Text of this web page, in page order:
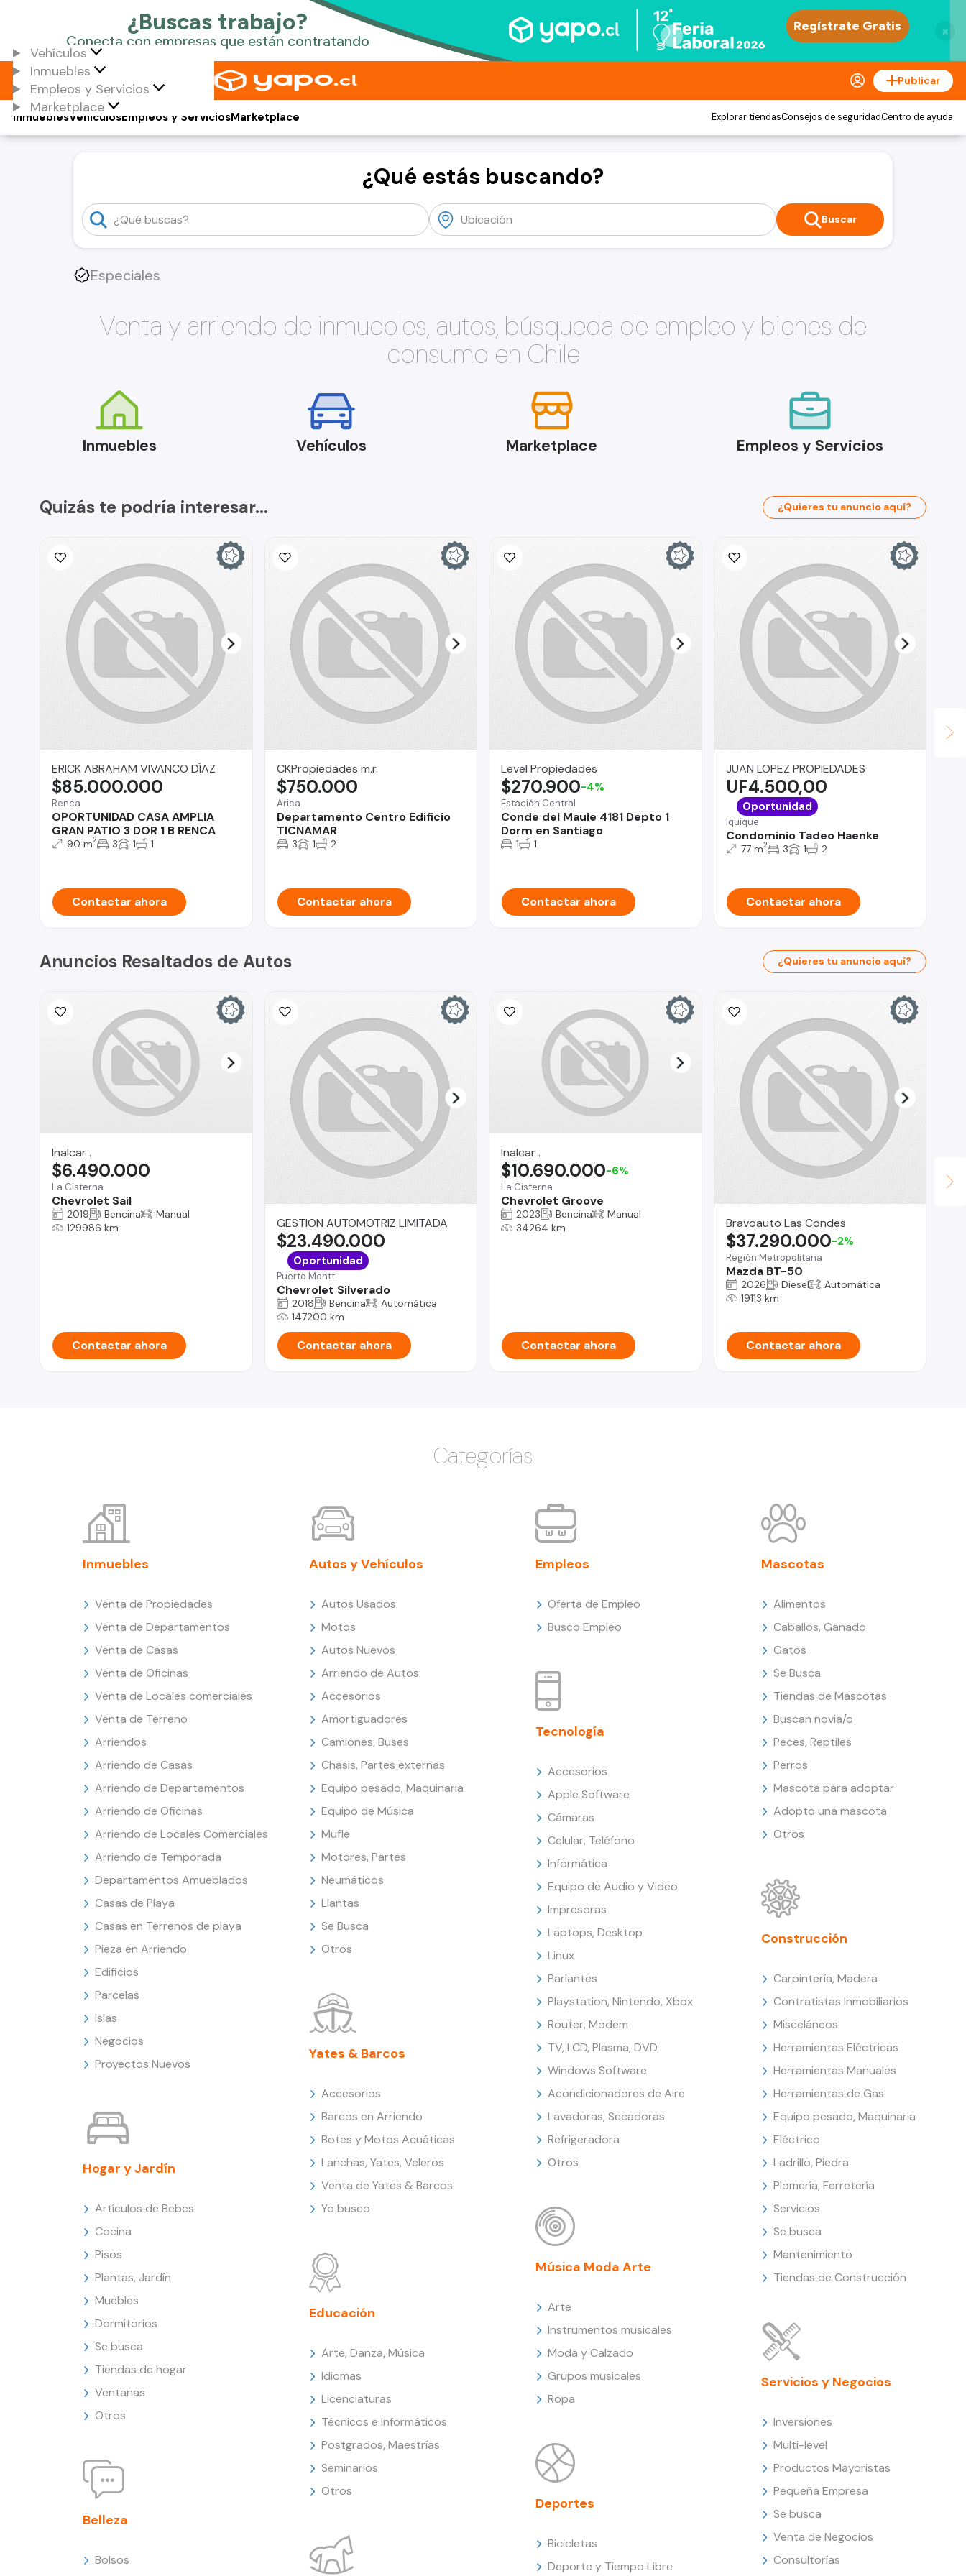
×
Vehículos
Inmuebles
Empleos y Servicios
Marketplace
Publicar
Vehículos
Inmuebles Empleos y ServiciosMarketplace Explorar tiendasConsejos de seguridadCentro de ayuda
¿Qué estás buscando?
Buscar
Especiales
Venta y arriendo de inmuebles, autos, búsqueda de empleo y bienes de
consumo en Chile
Inmuebles Vehículos Marketplace Empleos y Servicios
Quizás te podría interesar... ¿Quieres tu anuncio aquí?
ERICK ABRAHAM VIVANCO DÍAZ
Renca
OPORTUNIDAD CASA AMPLIA
GRAN PATIO 3 DOR 1 B RENCA
$85.000.000
90 m2 3 1 1
Contactar ahora
CKPropiedades m.r.
Arica
Departamento Centro Edificio
TICNAMAR
$750.000
3 1 2
Contactar ahora
Level Propiedades
Estación Central
Conde del Maule 4181 Depto 1
Dorm en Santiago
$270.900-4%
1 1
Contactar ahora
JUAN LOPEZ PROPIEDADES
Iquique
Condominio Tadeo Haenke
UF4.500,00
Oportunidad
77 m2 3 1 2
Contactar ahora
Anuncios Resaltados de Autos ¿Quieres tu anuncio aquí?
Inalcar .
La Cisterna
Chevrolet Sail
$6.490.000
2019 Bencina
Manual
129986 km
Contactar ahora
GESTION AUTOMOTRIZ LIMITADA
Puerto Montt
Chevrolet Silverado
$23.490.000
Oportunidad
2018 Bencina
Automática
147200 km
Contactar ahora
Inalcar .
La Cisterna
Chevrolet Groove
$10.690.000-6%
2023 Bencina
Manual
34264 km
Contactar ahora
Bravoauto Las Condes
Región Metropolitana
Mazda BT-50
$37.290.000-2%
2026 Diesel
Automática
19113 km
Contactar ahora
Categorías
Inmuebles
Venta de Propiedades
Venta de Departamentos
Venta de Casas
Venta de Oficinas
Venta de Locales comerciales
Venta de Terreno
Arriendos
Arriendo de Casas
Arriendo de Departamentos
Arriendo de Oficinas
Arriendo de Locales Comerciales
Arriendo de Temporada
Departamentos Amueblados
Casas de Playa
Casas en Terrenos de playa
Pieza en Arriendo
Edificios
Parcelas
Islas
Negocios
Proyectos Nuevos
Hogar y Jardín
Artículos de Bebes
Cocina
Pisos
Plantas, Jardín
Muebles
Dormitorios
Se busca
Tiendas de hogar
Ventanas
Otros
Belleza
Bolsos
Autos y Vehículos
Autos Usados
Motos
Autos Nuevos
Arriendo de Autos
Accesorios
Amortiguadores
Camiones, Buses
Chasis, Partes externas
Equipo pesado, Maquinaria
Equipo de Música
Mufle
Motores, Partes
Neumáticos
Llantas
Se Busca
Otros
Yates & Barcos
Accesorios
Barcos en Arriendo
Botes y Motos Acuáticas
Lanchas, Yates, Veleros
Venta de Yates & Barcos
Yo busco
Educación
Arte, Danza, Música
Idiomas
Licenciaturas
Técnicos e Informáticos
Postgrados, Maestrías
Seminarios
Otros
Empleos
Oferta de Empleo
Busco Empleo
Tecnología
Accesorios
Apple Software
Cámaras
Celular, Teléfono
Informática
Equipo de Audio y Video
Impresoras
Laptops, Desktop
Linux
Parlantes
Playstation, Nintendo, Xbox
Router, Modem
TV, LCD, Plasma, DVD
Windows Software
Acondicionadores de Aire
Lavadoras, Secadoras
Refrigeradora
Otros
Música Moda Arte
Arte
Instrumentos musicales
Moda y Calzado
Grupos musicales
Ropa
Deportes
Bicicletas
Deporte y Tiempo Libre
Mascotas
Alimentos
Caballos, Ganado
Gatos
Se Busca
Tiendas de Mascotas
Buscan novia/o
Peces, Reptiles
Perros
Mascota para adoptar
Adopto una mascota
Otros
Construcción
Carpintería, Madera
Contratistas Inmobiliarios
Misceláneos
Herramientas Eléctricas
Herramientas Manuales
Herramientas de Gas
Equipo pesado, Maquinaria
Eléctrico
Ladrillo, Piedra
Plomería, Ferretería
Servicios
Se busca
Mantenimiento
Tiendas de Construcción
Servicios y Negocios
Inversiones
Multi-level
Productos Mayoristas
Pequeña Empresa
Se busca
Venta de Negocios
Consultorías